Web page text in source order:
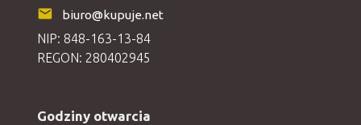
biuro@kupuje.net
NIP: 848-163-13-84
REGON: 280402945
Godziny otwarcia